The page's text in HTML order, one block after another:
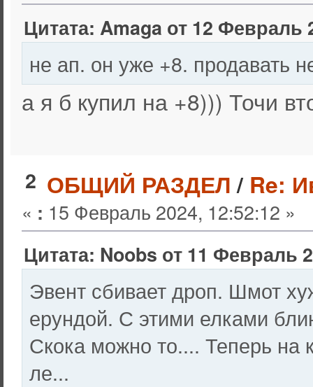
Цитата: Amaga от 12 Февраль
не ап. он уже +8. продавать
а я б купил на +8))) Точи
2 ОБЩИЙ РАЗДЕЛ/ Re:
« : 15 Февраль 2024, 12:52:12 »
Цитата: Noobs от 11 Февраль
Эвент сбивает дроп. Шмот
ерундой. С этими елками
Скока можно то.... Теперь на
ле...